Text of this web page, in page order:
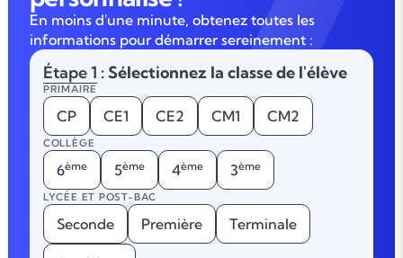
En moins d'une minute, obtenez toutes les
informations pour démarrer sereinement :
Étape 1 : Sélectionnez la classe de l'élève
PRIMAIRE
CP CE1 CE2 CM1 CM2
COLLÈGE
6ème 5ème 4ème 3ème
LYCÉE ET POST-BAC
Seconde Première Terminale